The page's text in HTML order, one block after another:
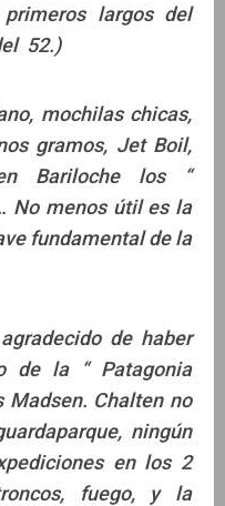
largos del
52.)
mochilas chicas,
gramos, Jet Boil,
Bariloche los “
No menos útil es la
fundamental de la
de haber
de la “ Patagonia
Madsen. Chalten no
ningún
en los 2
fuego, y la